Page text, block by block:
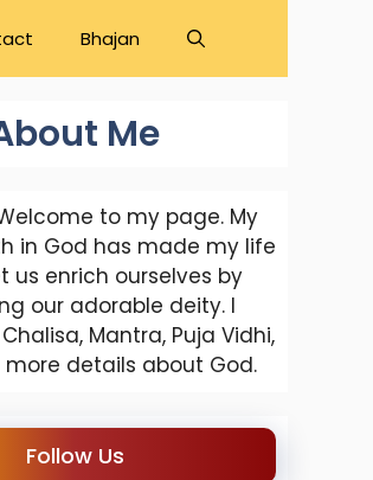
Bhajan
Me
Welcome to my page. My
in God has made my life
us enrich ourselves by
our adorable deity. I
Mantra, Puja Vidhi,
details about God.
Follow Us